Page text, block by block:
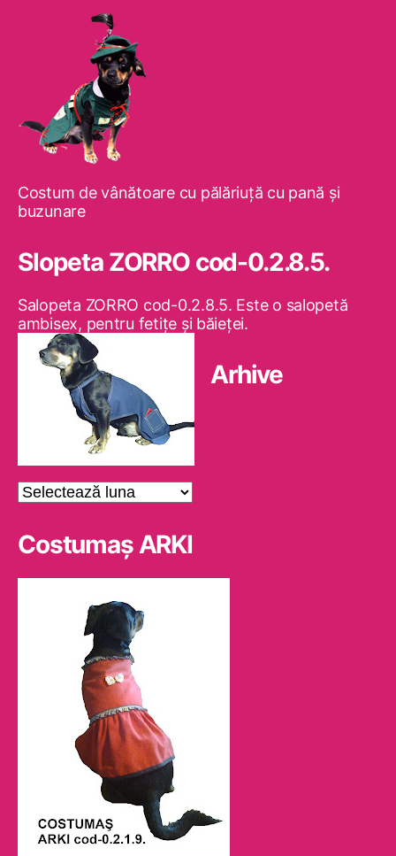
Costum de vânătoare cu pălăriuţă cu pană şi
buzunare
Slopeta ZORRO cod-0.2.8.5.
Salopeta ZORRO cod-0.2.8.5. Este o salopetă
ambisex, pentru fetiţe şi băieţei.
Arhive
Arhive
Costumaş ARKI